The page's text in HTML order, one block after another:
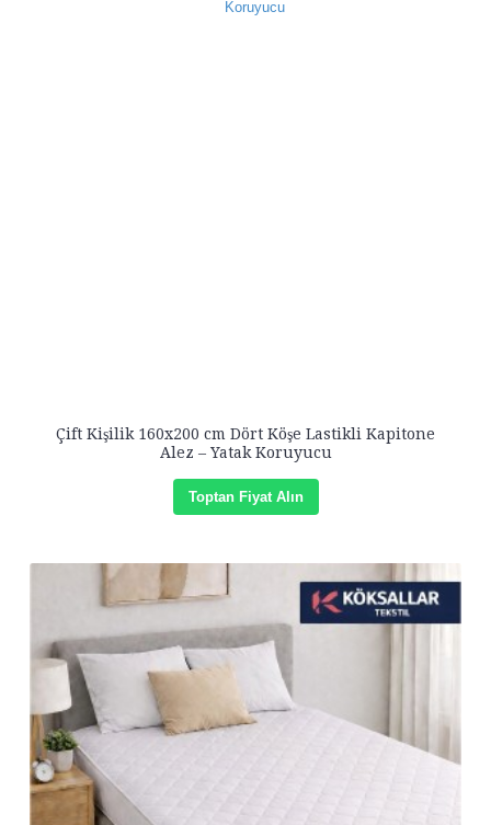
Çift Kişilik 160x200 cm Dört Köşe Lastikli Kapitone
Alez – Yatak Koruyucu
Toptan Fiyat Alın